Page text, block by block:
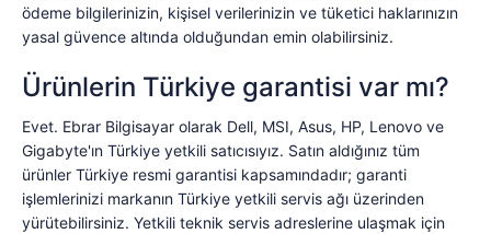
ödeme bilgilerinizin, kişisel verilerinizin ve tüketici haklarınızın
yasal güvence altında olduğundan emin olabilirsiniz.
Ürünlerin Türkiye garantisi var mı?
Evet. Ebrar Bilgisayar olarak Dell, MSI, Asus, HP, Lenovo ve
Gigabyte'ın Türkiye yetkili satıcısıyız. Satın aldığınız tüm
ürünler Türkiye resmi garantisi kapsamındadır; garanti
işlemlerinizi markanın Türkiye yetkili servis ağı üzerinden
yürütebilirsiniz. Yetkili teknik servis adreslerine ulaşmak için